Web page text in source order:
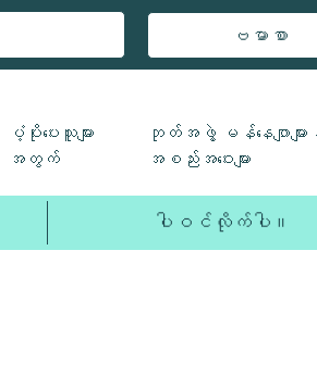
ဗမာစာ
ပံ့ပိုးပေးသူများ
အတွက်
ဘုတ်အဖွဲ့ မန်နေဂျာမျာ
အစည်းအဝေးများ
ပါဝင်လိုက်ပါ။